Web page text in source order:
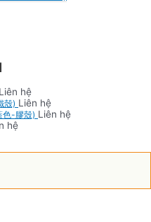
Liên hệ
殼) Liên hệ
色-膠殼) Liên hệ
hệ